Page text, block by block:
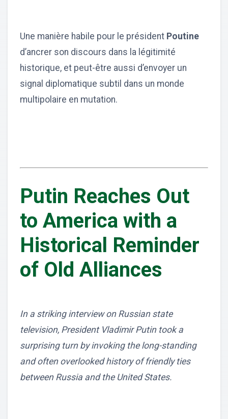
Une manière habile pour le président Poutine
d’ancrer son discours dans la légitimité
historique, et peut-être aussi d’envoyer un
signal diplomatique subtil dans un monde
multipolaire en mutation.
Putin Reaches Out
to America with a
Historical Reminder
of Old Alliances
In a striking interview on Russian state
television, President Vladimir Putin took a
surprising turn by invoking the long-standing
and often overlooked history of friendly ties
between Russia and the United States.